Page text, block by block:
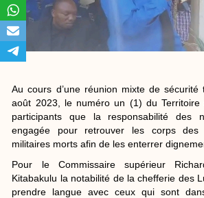
Au cours d’une réunion mixte de
août 2023, le numéro un (1) du Territoire
participants que la responsabilité des
engagée pour retrouver les corps des
militaires morts afin de les enterrer
Pour le Commissaire supérieur
Kitabakulu la notabilité de la chefferie des
prendre langue avec ceux qui sont